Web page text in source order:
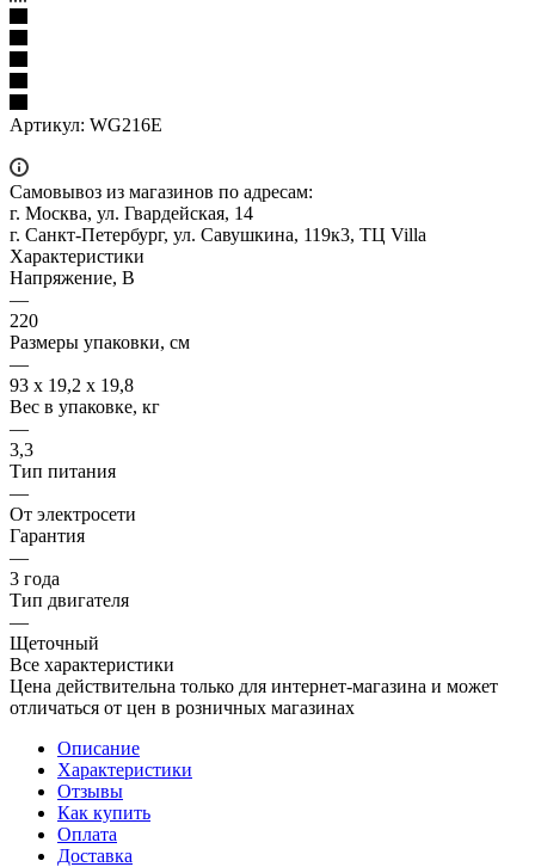
Артикул: WG216E
Самовывоз из магазинов по адресам:
г. Москва, ул. Гвардейская, 14
г. Санкт-Петербург, ул. Савушкина, 119к3, ТЦ Villa
Характеристики
Напряжение, В
—
220
Размеры упаковки, см
—
93 x 19,2 x 19,8
Вес в упаковке, кг
—
3,3
Тип питания
—
От электросети
Гарантия
—
3 года
Тип двигателя
—
Щеточный
Все характеристики
Цена действительна только для интернет-магазина и может
отличаться от цен в розничных магазинах
Описание
Характеристики
Отзывы
Как купить
Оплата
Доставка